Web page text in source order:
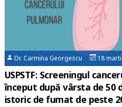
Dr. Carmina Georgescu 18
USPSTF: Screeningul
început după vârsta de 50
istoric de fumat de peste